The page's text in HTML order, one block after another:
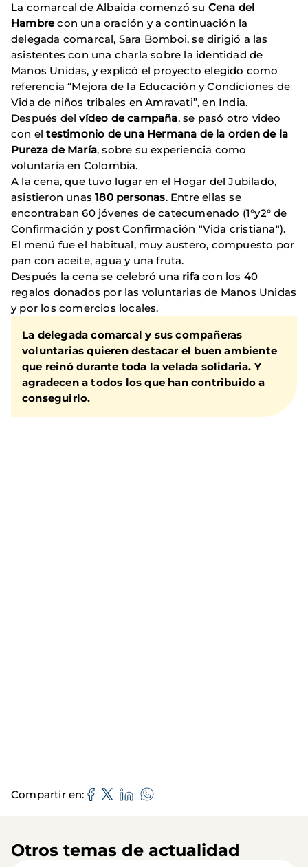
La comarcal de Albaida comenzó su Cena del
Hambrecon una oración y a continuación la
delegada comarcal, Sara Bomboi, se dirigió a las
asistentes con una charla sobre la identidad de
Manos Unidas, y explicó el proyecto elegido como
referencia “Mejora de la Educación y Condiciones de
Vida de niños tribales en Amravati”, en India.
Después delvídeo de campaña, se pasó otro video
con eltestimonio de una Hermana de la orden de la
Pureza de María, sobre su experiencia como
voluntaria en Colombia.
A la cena, que tuvo lugar en el Hogar del Jubilado,
asistieron unas180 personas. Entre ellas se
encontraban 60 jóvenes de catecumenado (1°y2° de
Confirmación y post Confirmación "Vida cristiana").
El menú fue el habitual, muy austero, compuesto por
pan con aceite, agua y una fruta.
Después la cena se celebró una rifa con los 40
regalos donados por las voluntarias de Manos Unidas
y por los comercios locales.
La delegada comarcal y sus compañeras
voluntarias quieren destacar el buen ambiente
que reinó durante toda la velada solidaria. Y
agradecen a todos los que han contribuido a
conseguirlo.
Compartir en
Otros temas de actualidad